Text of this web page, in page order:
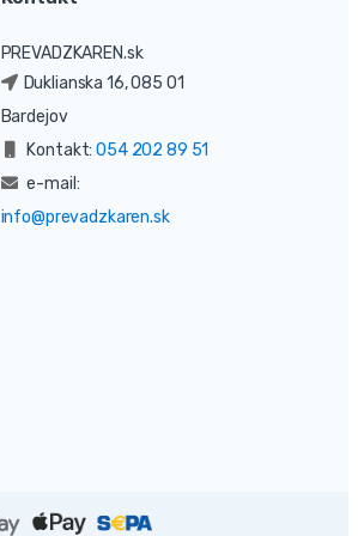
PREVADZKAREN.sk
Duklianska 16, 085 01
Bardejov
Kontakt:054 202 89 51
e-mail:
info@prevadzkaren.sk